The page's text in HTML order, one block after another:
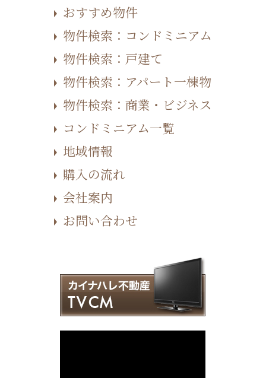
おすすめ物件
物件検索：コンドミニアム
物件検索：戸建て
物件検索：アパート一棟物
物件検索：商業・ビジネス
コンドミニアム一覧
地域情報
購入の流れ
会社案内
お問い合わせ